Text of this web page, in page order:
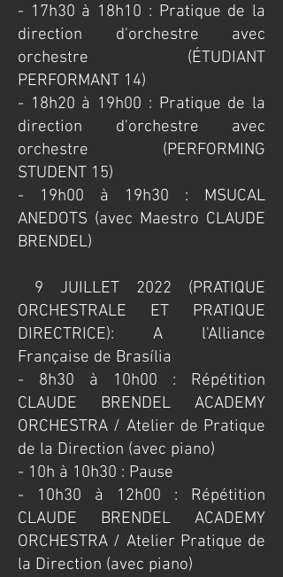
- 17h30 à 18h10 : Pratique de la
direction d'orchestre avec
orchestre (ÉTUDIANT
PERFORMANT 14)
- 18h20 à 19h00 : Pratique de la
direction d'orchestre avec
orchestre (PERFORMING
STUDENT 15)
- 19h00 à 19h30 : MSUCAL
ANEDOTS (avec Maestro CLAUDE
BRENDEL)
​ 9 JUILLET 2022 (PRATIQUE
ORCHESTRALE ET PRATIQUE
DIRECTRICE): A l'Alliance
Française de Brasília
​- 8h30 à 10h00 : Répétition
CLAUDE BRENDEL ACADEMY
ORCHESTRA / Atelier de Pratique
de la Direction (avec piano)
- 10h à 10h30 : Pause
- 10h30 à 12h00 : Répétition
CLAUDE BRENDEL ACADEMY
ORCHESTRA / Atelier Pratique de
la Direction (avec piano)